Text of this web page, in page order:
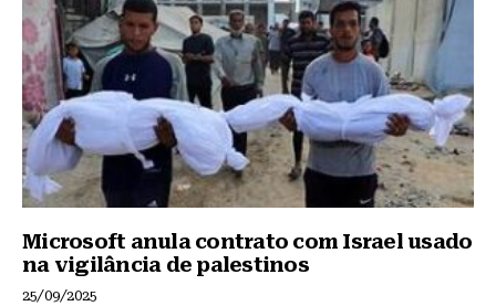
Microsoft anula contrato com Israel usado
na vigilância de palestinos
25/09/2025